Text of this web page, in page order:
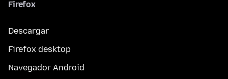
Firefox
Descargar
Firefox desktop
Navegador Android